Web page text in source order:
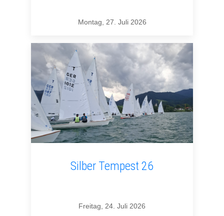
Montag, 27. Juli 2026
Silber Tempest 26
Freitag, 24. Juli 2026